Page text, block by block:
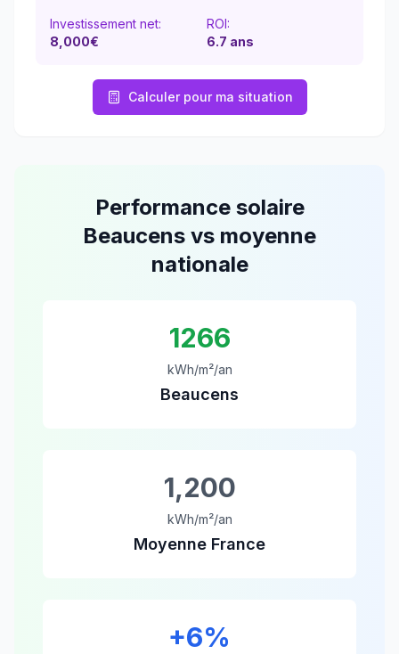
Investissement net:
8,000€
ROI:
6.7 ans
Calculer pour ma situation
Performance solaire
Beaucens vs moyenne
nationale
1266
kWh/m²/an
Beaucens
1,200
kWh/m²/an
Moyenne France
+6%